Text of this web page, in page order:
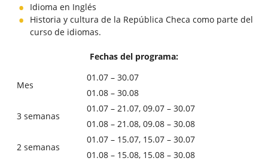
Idioma en Inglés
Historia y cultura de la República Checa como parte del
curso de idiomas.
Fechas del programa:
Mes
01.07 – 30.07
01.08 – 30.08
3 semanas
01.07 – 21.07, 09.07 – 30.07
01.08 – 21.08, 09.08 – 30.08
2 semanas
01.07 – 15.07, 15.07 – 30.07
01.08 – 15.08, 15.08 – 30.08